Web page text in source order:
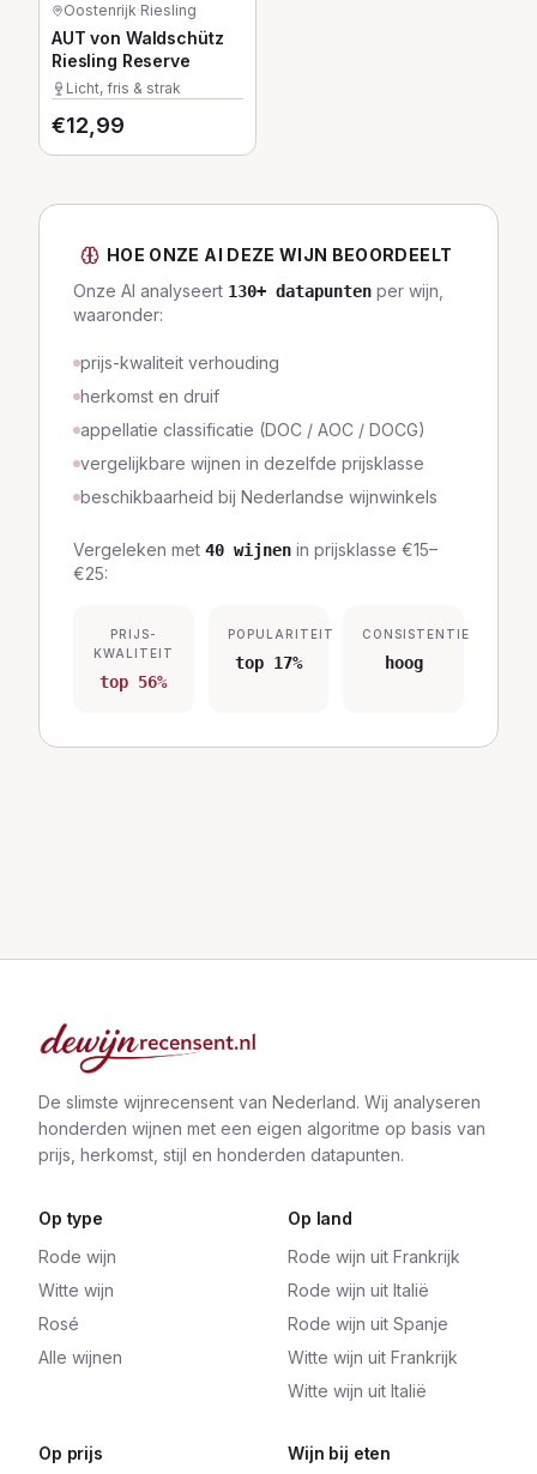
Oostenrijk·Riesling
AUT von Waldschütz
Riesling Reserve
Licht, fris & strak
€12,99
HOE ONZE AI DEZE WIJN BEOORDEELT
Onze AI analyseert 130+ datapunten per wijn,
waaronder:
prijs-kwaliteit verhouding
herkomst en druif
appellatie classificatie (DOC / AOC / DOCG)
vergelijkbare wijnen in dezelfde prijsklasse
beschikbaarheid bij Nederlandse wijnwinkels
Vergeleken met 40 wijnen in prijsklasse €15–
€25:
PRIJS-
KWALITEIT
top 56%
POPULARITEIT
top 17%
CONSISTENTIE
hoog
De slimste wijnrecensent van Nederland. Wij analyseren
honderden wijnen met een eigen algoritme op basis van
prijs, herkomst, stijl en honderden datapunten.
Op type
Rode wijn
Witte wijn
Rosé
Alle wijnen
Op land
Rode wijn uit Frankrijk
Rode wijn uit Italië
Rode wijn uit Spanje
Witte wijn uit Frankrijk
Witte wijn uit Italië
Op prijs Wijn bij eten